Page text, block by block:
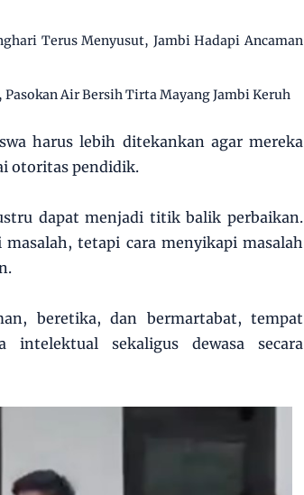
Terus Menyusut, Jambi Hadapi Ancaman
Air Bersih Tirta Mayang Jambi Keruh
harus lebih ditekankan agar mereka
otoritas pendidik.
dapat menjadi titik balik perbaikan.
tetapi cara menyikapi masalah
beretika, dan bermartabat, tempat
intelektual sekaligus dewasa secara